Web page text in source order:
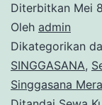
Diterbitkan Mei
Oleh admin
Dikategorikan
SINGGASANA,
Singgasana